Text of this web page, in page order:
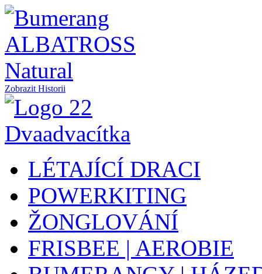
Zobrazit Historii
LÉTAJÍCÍ DRACI
POWERKITING
ŽONGLOVÁNÍ
FRISBEE | AEROBIE